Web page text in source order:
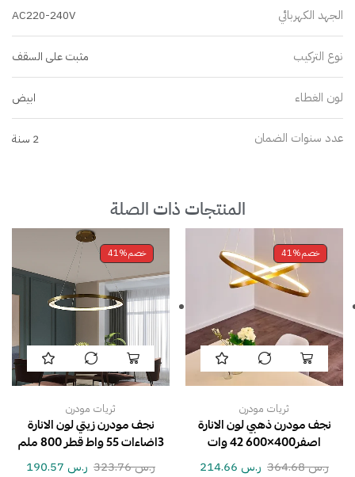
الجهد الكهربائي AC220-240V
نوع التركيب مثبت على السقف
لون الغطاء ابيض
عدد سنوات الضمان 2 سنة
المنتجات ذات الصلة
خصم41%
ثريات مودرن
نجف مودرن ذهبي لون الانارة
اصفر400×600 42 وات
ر.س364.68 ر.س
خصم41%
ثريات مودرن
نجف مودرن زيتي لون الانارة
3اضاءات 55 واط قطر 800 ملم
ر.س323.76 ر.س